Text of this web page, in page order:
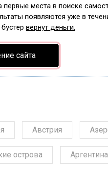
первые места в поиске
появляются уже в
вернут деньги.
сайта
Австрия
острова Аргентина